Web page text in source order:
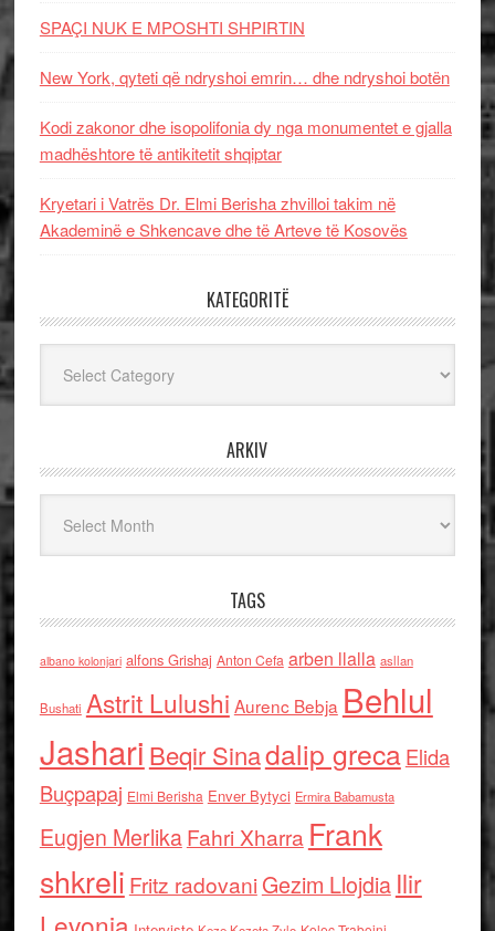
SPAÇI NUK E MPOSHTI SHPIRTIN
New York, qyteti që ndryshoi emrin… dhe ndryshoi botën
Kodi zakonor dhe isopolifonia dy nga monumentet e gjalla
madhështore të antikitetit shqiptar
Kryetari i Vatrës Dr. Elmi Berisha zhvilloi takim në
Akademinë e Shkencave dhe të Arteve të Kosovës
KATEGORITË
ARKIV
TAGS
albano kolonjari alfons Grishaj Anton Cefa arben llalla asllan
Bushati Astrit Lulushi Aurenc Bebja Behlul
Jashari Beqir Sinadalip grecaElida
Buçpapaj Elmi Berisha Enver Bytyci Ermira Babamusta
Eugjen MerlikaFahri Xharra Frank
shkreli Fritz radovaniGezim Llojdia Ilir